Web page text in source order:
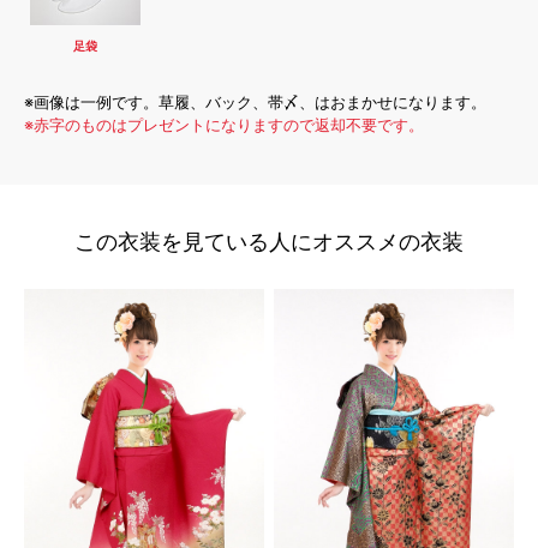
足袋
※画像は一例です。草履、バック、帯〆、はおまかせになります。
※赤字のものはプレゼントになりますので返却不要です。
この衣装を見ている人にオススメの衣装